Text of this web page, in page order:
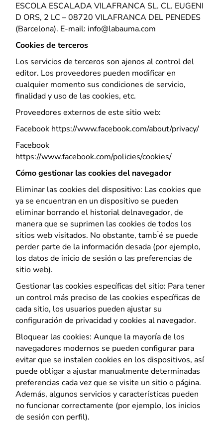
ESCOLA ESCALADA VILAFRANCA SL. CL. EUGENI
D ORS, 2 LC – 08720 VILAFRANCA DEL PENEDES
(Barcelona). E-mail: info@labauma.com
Cookies de terceros
Los servicios de terceros son ajenos al control del
editor. Los proveedores pueden modificar en
cualquier momento sus condiciones de servicio,
finalidad y uso de las cookies, etc.
Proveedores externos de este sitio web:
Facebook https://www.facebook.com/about/privacy/
Facebook
https://www.facebook.com/policies/cookies/
Cómo gestionar las cookies del navegador
Eliminar las cookies del dispositivo: Las cookies que
ya se encuentran en un dispositivo se pueden
eliminar borrando el historial delnavegador, de
manera que se suprimen las cookies de todos los
sitios web visitados. No obstante, tamb ́é se puede
perder parte de la información desada (por ejemplo,
los datos de inicio de sesión o las preferencias de
sitio web).
Gestionar las cookies específicas del sitio: Para tener
un control más preciso de las cookies específicas de
cada sitio, los usuarios pueden ajustar su
configuración de privacidad y cookies al navegador.
Bloquear las cookies: Aunque la mayoría de los
navegadores modernos se pueden configurar para
evitar que se instalen cookies en los dispositivos, así
puede obligar a ajustar manualmente determinadas
preferencias cada vez que se visite un sitio o página.
Además, algunos servicios y características pueden
no funcionar correctamente (por ejemplo, los inicios
de sesión con perfil).